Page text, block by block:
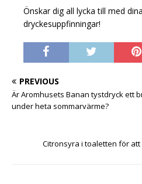
Önskar dig all lycka till med
dryckesuppfinningar!
PREVIOUS
Är Aromhusets Banan tystdryck ett
under heta sommarvärme?
Citronsyra i toaletten för